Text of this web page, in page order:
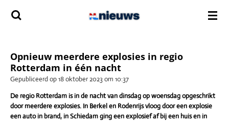
Ga
direct
Opnieuw meerdere explosies in regio
Rotterdam in één nacht
Gepubliceerd op 18 oktober 2023 om 10:37
De regio Rotterdam is in de nacht van dinsdag op woensdag opgeschrikt
door meerdere explosies. In Berkel en Rodenrijs vloog door een explosie
een auto in brand, in Schiedam ging een explosief af bij een huis en in